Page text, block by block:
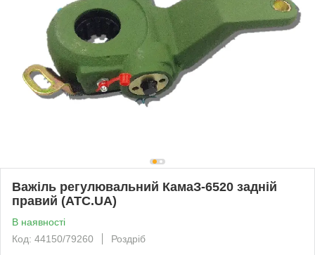
Важіль регулювальний КамаЗ-6520 задній
правий (ATC.UA)
В наявності
Код: 44150/79260
Роздріб